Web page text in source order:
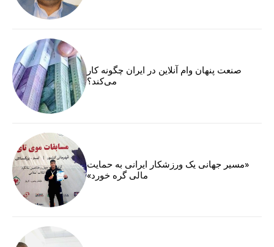
صنعت پنهان وام آنلاین در ایران چگونه کار
می‌کند؟
«مسیر جهانی یک ورزشکار ایرانی به حمایت
مالی گره خورد»